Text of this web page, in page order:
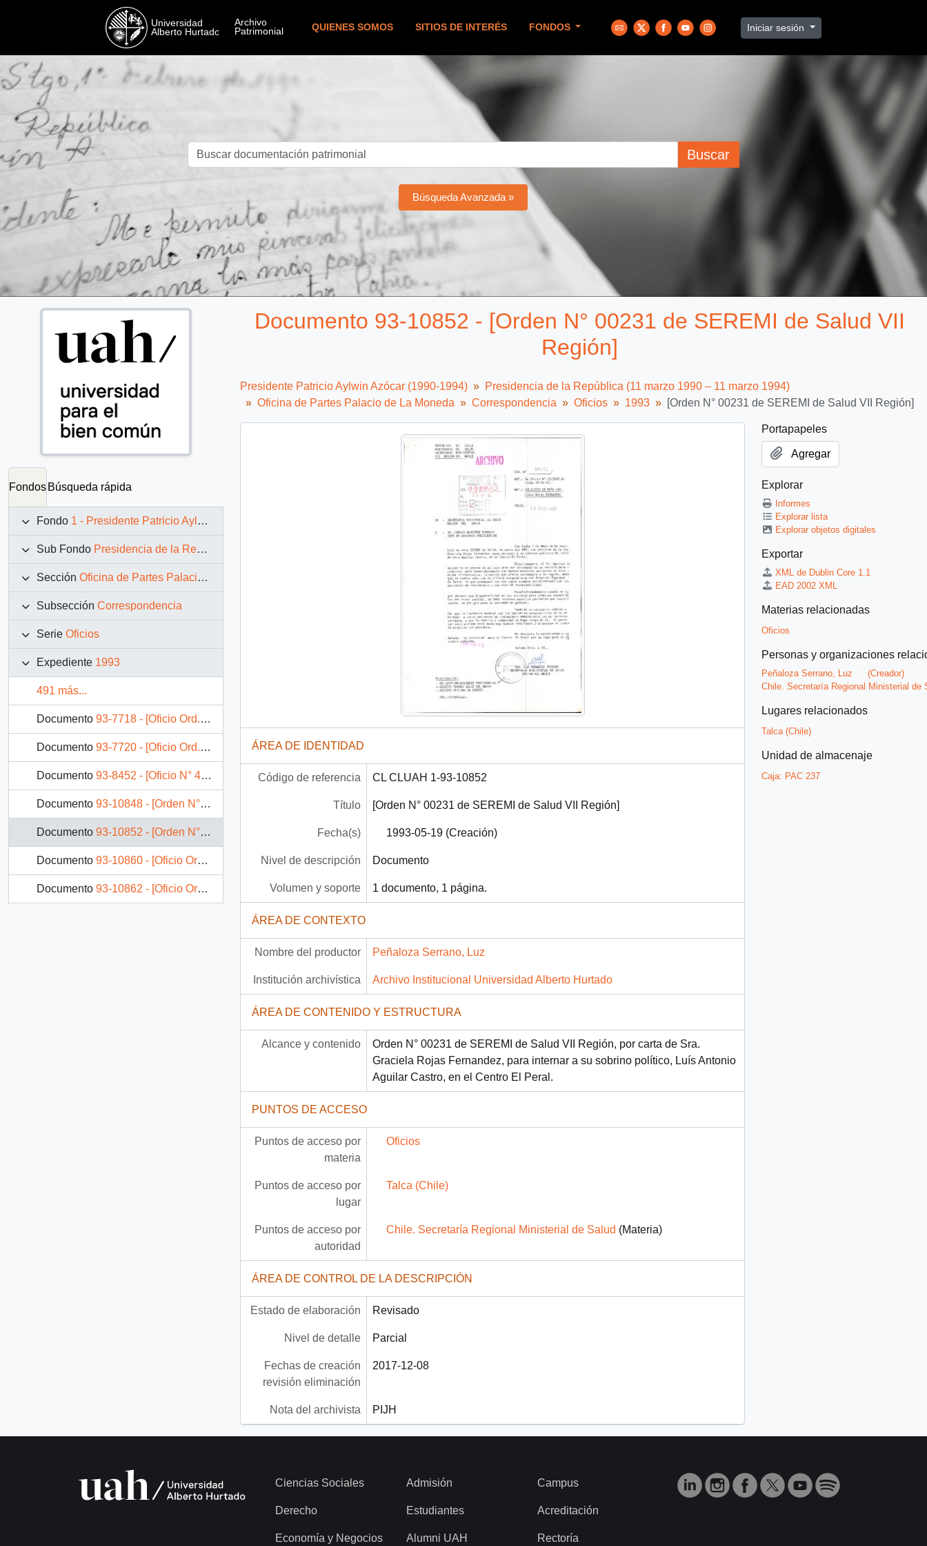
QUIENES SOMOS SITIOS DE INTERÉS FONDOS Iniciar sesión
Buscar
Búsqueda Avanzada »
Fondos Búsqueda rápida
Fondo 1 - Presidente Patricio Aylwin Azócar (1990-1994)
Sub Fondo Presidencia de la República (11 marzo 1990 – 11 marzo 1994)
Sección Oficina de Partes Palacio de La Moneda
Subsección Correspondencia
Serie Oficios
Expediente 1993
491 más...
Documento 93-7718 - [Oficio Ord. N° 1D/0555 de Jefe Oficina Asuntos Internacionales de Ministerio de Salud, solicita reunión para Ministros de Salud del Cono Sur]
Documento 93-7720 - [Oficio Ord. N° 782 de Intendente de VI Región, envía información]
Documento 93-8452 - [Oficio N° 4107 de Senado, informa integrantes de grupo de trabajo]
Documento 93-10848 - [Orden N° 610 del SEREMI de Vivienda VI Región]
Documento 93-10852 - [Orden N° 00231 de SEREMI de Salud VII Región]
Documento 93-10860 - [Oficio Orden N° 280 de SEREMI de Justicia X Región]
Documento 93-10862 - [Oficio Orden N° 287 de SEREMI de Justicia X Región]
Documento 93-10852 - [Orden N° 00231 de SEREMI de Salud VII
Región]
Presidente Patricio Aylwin Azócar (1990-1994)
Presidencia de la República (11 marzo 1990 – 11 marzo 1994)
Oficina de Partes Palacio de La Moneda
Correspondencia Oficios 1993 [Orden N° 00231 de SEREMI de Salud VII Región]
ÁREA DE IDENTIDAD
Código de referencia CL CLUAH 1-93-10852
Título [Orden N° 00231 de SEREMI de Salud VII Región]
Fecha(s) 1993-05-19 (Creación)
Nivel de descripción Documento
Volumen y soporte 1 documento, 1 página.
ÁREA DE CONTEXTO
Nombre del productor Peñaloza Serrano, Luz
Institución archivística Archivo Institucional Universidad Alberto Hurtado
ÁREA DE CONTENIDO Y ESTRUCTURA
Alcance y contenido
Orden N° 00231 de SEREMI de Salud VII Región, por carta de Sra.
Graciela Rojas Fernandez, para internar a su sobrino político, Luís Antonio
Aguilar Castro, en el Centro El Peral.
PUNTOS DE ACCESO
Puntos de acceso por
materia
Oficios
Puntos de acceso por
lugar
Talca (Chile)
Puntos de acceso por
autoridad
Chile. Secretaría Regional Ministerial de Salud (Materia)
ÁREA DE CONTROL DE LA DESCRIPCIÓN
Estado de elaboración Revisado
Nivel de detalle Parcial
Fechas de creación
revisión eliminación
2017-12-08
Nota del archivista PIJH
Portapapeles
Agregar
Explorar
Informes
Explorar lista
Explorar objetos digitales
Exportar
XML de Dublin Core 1.1
EAD 2002 XML
Materias relacionadas
Oficios
Personas y organizaciones
Peñaloza Serrano, Luz
(Creador)
Chile. Secretaría Regional Ministerial de
Lugares relacionados
Talca (Chile)
Unidad de almacenaje
Caja: PAC 237
Ciencias Sociales
Derecho
Economía y Negocios
Admisión
Estudiantes
Alumni UAH
Campus
Acreditación
Rectoría